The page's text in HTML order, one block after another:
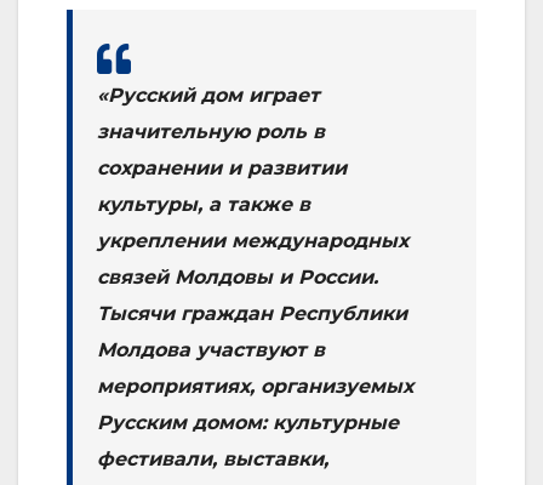
«Русский дом играет
значительную роль в
сохранении и развитии
культуры, а также в
укреплении международных
связей Молдовы и России.
Тысячи граждан Республики
Молдова участвуют в
мероприятиях, организуемых
Русским домом: культурные
фестивали, выставки,